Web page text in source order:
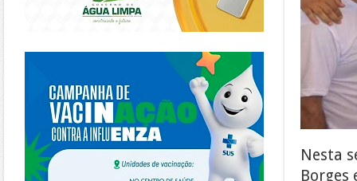
Nesta
Borges
https://piracanjuba.go.gov.br/